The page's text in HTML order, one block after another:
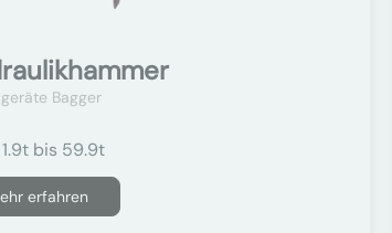
Bagger
1.9t bis 59.9t
erfahren